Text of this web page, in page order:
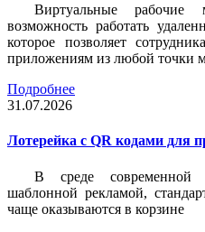
Виртуальные
возможность работать
которое позволяет
приложениям из любой точки
Подробнее
31.07.2026
Лотерейка c QR кодами для
В среде современной
шаблонной рекламой,
чаще оказываются в корзине